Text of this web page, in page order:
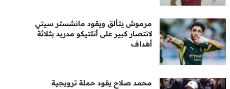
مرموش يتألق ويقود مانشستر سيتي
لانتصار كبير على أتلتيكو مدريد بثلاثة
أهداف
محمد صلاح يقود حملة ترويجية